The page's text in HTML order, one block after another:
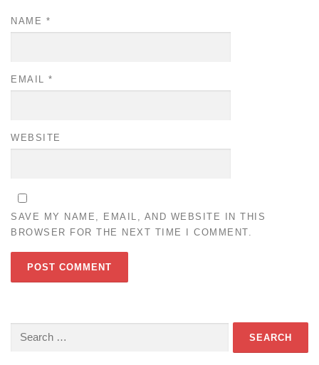
NAME *
EMAIL *
WEBSITE
SAVE MY NAME, EMAIL, AND WEBSITE IN THIS
BROWSER FOR THE NEXT TIME I COMMENT.
Search